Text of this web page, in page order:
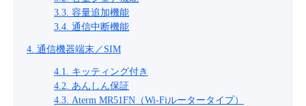
- Flexible InterConnect
- Flexible Remote Access
- vUTM2
3.3. 容量追加機能
3.4. 通信中断機能
4. 通信機器端末／SIM
4.1. キッティング付き
4.2. あんしん保証
4.3. Aterm MR51FN（Wi-Fiルータータイプ）